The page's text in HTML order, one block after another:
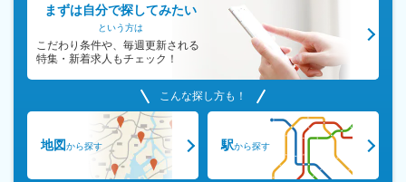
まずは自分で探してみたい
という方は
こだわり条件や、毎週更新される
特集・新着求人もチェック！
こんな探し方も！
地図から探す 駅から探す